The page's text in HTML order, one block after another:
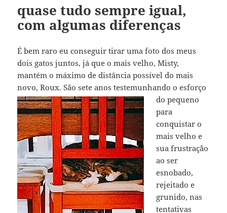
quase tudo sempre igual,
com algumas diferenças
É bem raro eu conseguir tirar uma foto dos meus
dois gatos juntos, já que o mais velho, Misty,
mantém o máximo de distância possível do mais
novo, Roux. São sete anostestemunhando o esforço
do pequeno
para
conquistar o
mais velho e
sua frustração
ao ser
esnobado,
rejeitado e
grunido, nas
tentativas